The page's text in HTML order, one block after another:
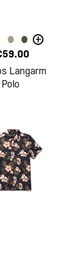
+
Langarm
Polo